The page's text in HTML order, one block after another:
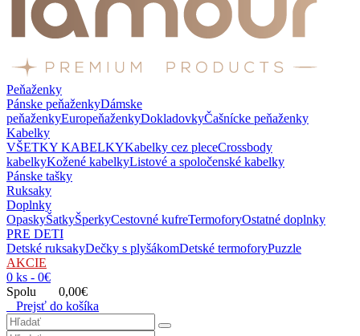
Peňaženky
Pánske peňaženkyDámske
peňaženkyEuropeňaženkyDokladovkyČašnícke peňaženky
Kabelky
VŠETKY KABELKYKabelky cez pleceCrossbody
kabelkyKožené kabelkyListové a spoločenské kabelky
Pánske tašky
Ruksaky
Doplnky
OpaskyŠatkyŠperkyCestovné kufreTermoforyOstatné doplnky
PRE DETI
Detské ruksakyDečky s plyšákomDetské termoforyPuzzle
AKCIE
0 ks - 0€
Spolu 0,00€
Prejsť do košíka